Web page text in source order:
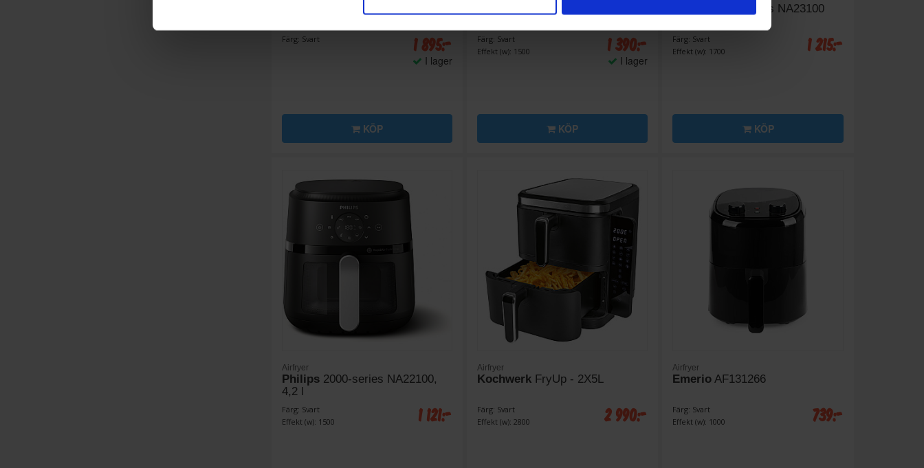
Färg: Svart 1 895:-
I lager
KÖP
Färg: Svart
Effekt (w): 1500
1 390:-
I lager
KÖP
2000-series NA23100
Färg: Svart
Effekt (w): 1700
1 215:-
KÖP
Airfryer
Philips2000-series NA22100,
4,2 l
Färg: Svart
Effekt (w): 1500
1 121:-
Airfryer
KochwerkFryUp - 2X5L
Färg: Svart
Effekt (w): 2800
2 990:-
Airfryer
Emerio AF131266
Färg: Svart
Effekt (w): 1000
739:-